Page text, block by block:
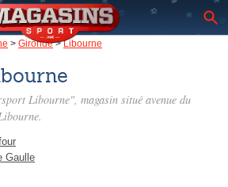
> Gironde>Libourne
Libourne", magasin situé avenue du
Gaulle